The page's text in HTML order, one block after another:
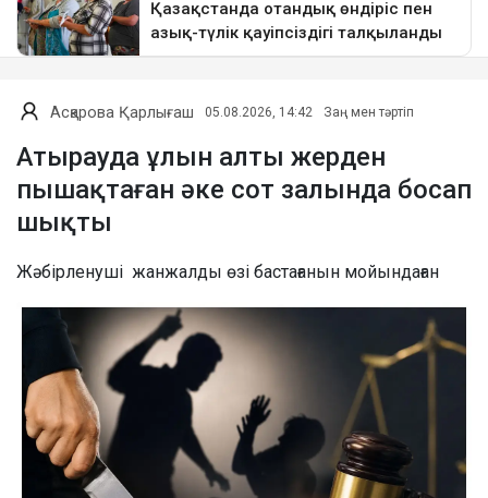
Асқарова Қарлығаш 05.08.2026, 14:42 Заң мен тәртіп
Атырауда ұлын алты жерден
пышақтаған әке сот залында босап
шықты
Жәбірленуші жанжалды өзі бастағанын мойындаған